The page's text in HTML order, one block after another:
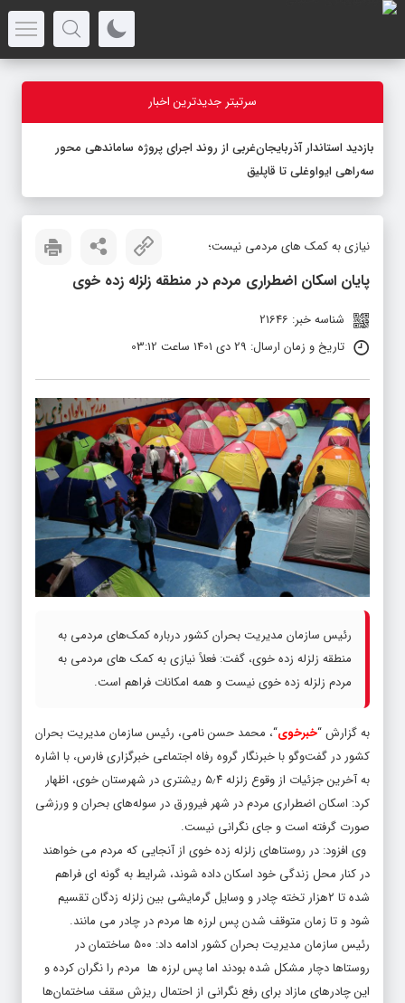
سرتیتر جدیدترین اخبار
بازدید استاندار آذربایجان‌غربی از روند اجرای پروژه ساماندهی محور
سه‌راهی ایواوغلی تا قاپلیق
نیازی به کمک های مردمی نیست؛
پایان اسکان اضطراری مردم در منطقه زلزله زده خوی
شناسه خبر: 21646
تاریخ و زمان ارسال: 29 دی 1401 ساعت 03:12
رئیس سازمان مدیریت بحران کشور درباره کمک‌های مردمی به
منطقه زلزله زده خوی، گفت: فعلاً نیازی به کمک های مردمی به
مردم زلزله زده خوی نیست و همه امکانات فراهم است.
به گزارش “خبرخوی“، محمد حسن نامی، رئیس سازمان مدیریت بحران
کشور در گفت‌وگو با خبرنگار گروه رفاه اجتماعی خبرگزاری فارس، با اشاره
به آخرین جزئیات از وقوع زلزله ۵٫۴ ریشتری در شهرستان خوی، اظهار
کرد: اسکان اضطراری مردم در شهر فیرورق در سوله‌های بحران و ورزشی
صورت گرفته است و جای نگرانی نیست.
وی افزود: در روستاهای زلزله زده خوی از آنجایی که مردم می خواهند
در کنار محل زندگی خود اسکان داده شوند، شرایط به گونه ای فراهم
شده تا ۲هزار تخته چادر و وسایل گرمایشی بین زلزله زدگان تقسیم
شود و تا زمان متوقف شدن پس لرزه ها مردم در چادر می مانند.
رئیس سازمان مدیریت بحران کشور ادامه داد: ۵۰۰ ساختمان در
روستاها دچار مشکل شده بودند اما پس لرزه ها مردم را نگران کرده و
این چادرهای مازاد برای رفع نگرانی از احتمال ریزش سقف ساختمان‌ها